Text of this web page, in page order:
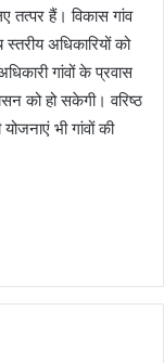
तत्पर हैं। विकास गांव
अधिकारियों को
गांवों के प्रवास
को हो सकेगी। वरिष्ठ
भी गांवों की